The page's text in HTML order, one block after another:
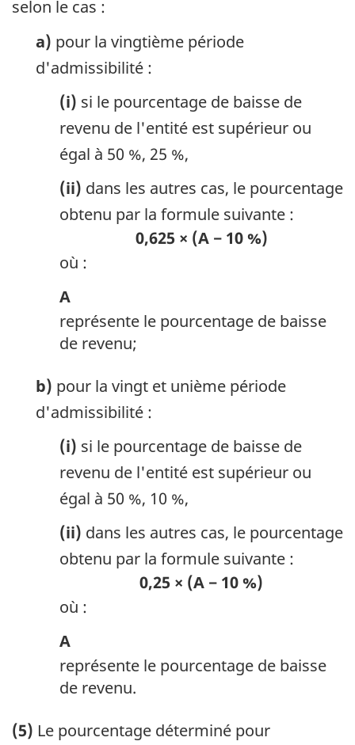
selon le cas :
a) pour la vingtième période
d'admissibilité :
(i) si le pourcentage de baisse de
revenu de l'entité est supérieur ou
égal à 50 %, 25 %,
(ii) dans les autres cas, le pourcentage
obtenu par la formule suivante :
0,625 × (A − 10 %)
où :
A
représente le pourcentage de baisse
de revenu;
b) pour la vingt et unième période
d'admissibilité :
(i) si le pourcentage de baisse de
revenu de l'entité est supérieur ou
égal à 50 %, 10 %,
(ii) dans les autres cas, le pourcentage
obtenu par la formule suivante :
0,25 × (A − 10 %)
où :
A
représente le pourcentage de baisse
de revenu.
(5) Le pourcentage déterminé pour